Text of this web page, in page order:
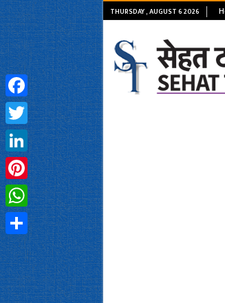
THURSDAY , AUGUST 6 2026
Facebook
Twitter
LinkedIn
Pinterest
WhatsApp
Share